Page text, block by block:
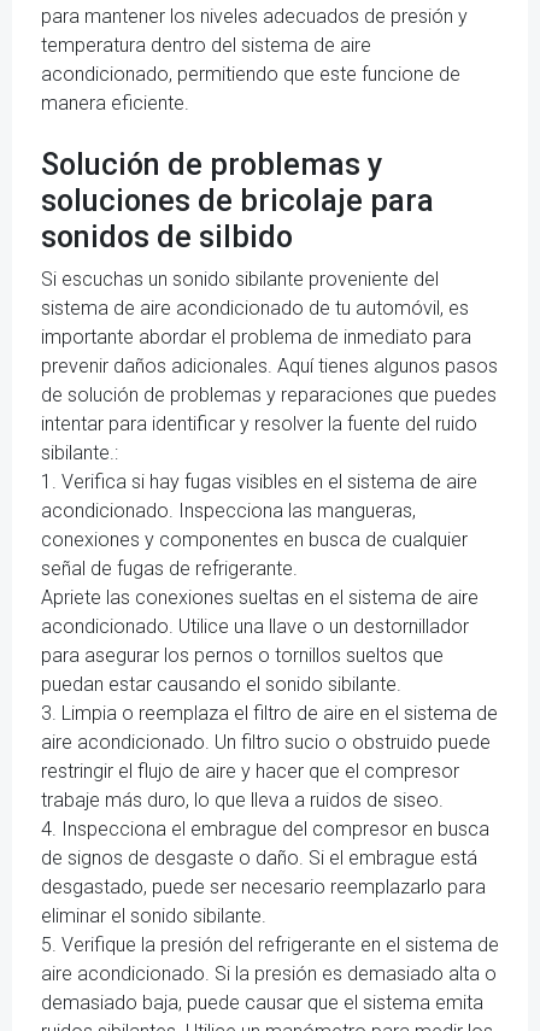
para mantener los niveles adecuados de presión y
temperatura dentro del sistema de aire
acondicionado, permitiendo que este funcione de
manera eficiente.
Solución de problemas y
soluciones de bricolaje para
sonidos de silbido
Si escuchas un sonido sibilante proveniente del
sistema de aire acondicionado de tu automóvil, es
importante abordar el problema de inmediato para
prevenir daños adicionales. Aquí tienes algunos pasos
de solución de problemas y reparaciones que puedes
intentar para identificar y resolver la fuente del ruido
sibilante.:
1. Verifica si hay fugas visibles en el sistema de aire
acondicionado. Inspecciona las mangueras,
conexiones y componentes en busca de cualquier
señal de fugas de refrigerante.
Apriete las conexiones sueltas en el sistema de aire
acondicionado. Utilice una llave o un destornillador
para asegurar los pernos o tornillos sueltos que
puedan estar causando el sonido sibilante.
3. Limpia o reemplaza el filtro de aire en el sistema de
aire acondicionado. Un filtro sucio o obstruido puede
restringir el flujo de aire y hacer que el compresor
trabaje más duro, lo que lleva a ruidos de siseo.
4. Inspecciona el embrague del compresor en busca
de signos de desgaste o daño. Si el embrague está
desgastado, puede ser necesario reemplazarlo para
eliminar el sonido sibilante.
5. Verifique la presión del refrigerante en el sistema de
aire acondicionado. Si la presión es demasiado alta o
demasiado baja, puede causar que el sistema emita